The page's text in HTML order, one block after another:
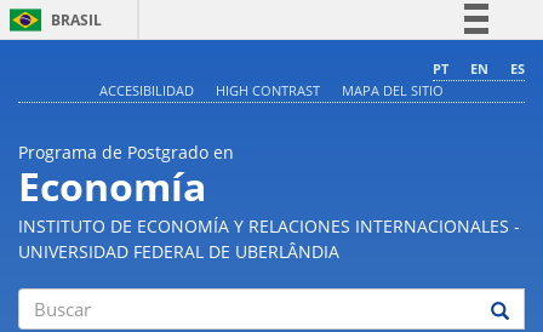
BRASIL
Comunica BR
PT EN
ES
ACCESIBILIDAD
HIGH CONTRAST MAPA DEL SITIO
Programa de Postgrado en
Economía
INSTITUTO DE ECONOMÍA Y RELACIONES INTERNACIONALES -
UNIVERSIDAD FEDERAL DE UBERLÂNDIA